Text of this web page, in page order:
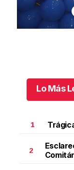
Santiago cumplió
Lo Más
1
2